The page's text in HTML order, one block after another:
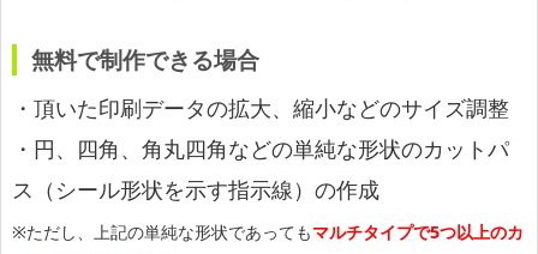
無料で制作できる場合
・頂いた印刷データの拡大、縮小などのサイズ調整
・円、四角、角丸四角などの単純な形状のカットパ
ス（シール形状を示す指示線）の作成
※ただし、上記の単純な形状であってもマルチタイプで5つ以上のカ